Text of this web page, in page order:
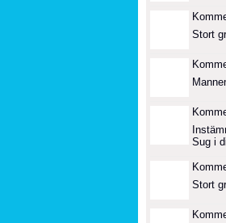
Stort
Sug i
Stort